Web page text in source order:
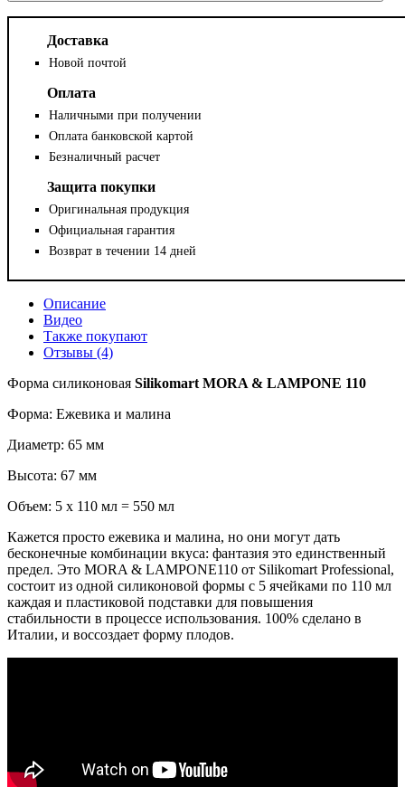
Доставка
Новой почтой
Оплата
Наличными при получении
Оплата банковской картой
Безналичный расчет
Защита покупки
Оригинальная продукция
Официальная гарантия
Возврат в течении 14 дней
Описание
Видео
Также покупают
Отзывы (4)
Форма силиконовая Silikomart MORA & LAMPONE 110
Форма: Ежевика и малина
Диаметр: 65 мм
Высота: 67 мм
Объем: 5 х 110 мл = 550 мл
Кажется просто ежевика и малина, но они могут дать
бесконечные комбинации вкуса: фантазия это единственный
предел. Это MORA & LAMPONE110 от Silikomart Professional,
состоит из одной силиконовой формы с 5 ячейками по 110 мл
каждая и пластиковой подставки для повышения
стабильности в процессе использования. 100% сделано в
Италии, и воссоздает форму плодов.